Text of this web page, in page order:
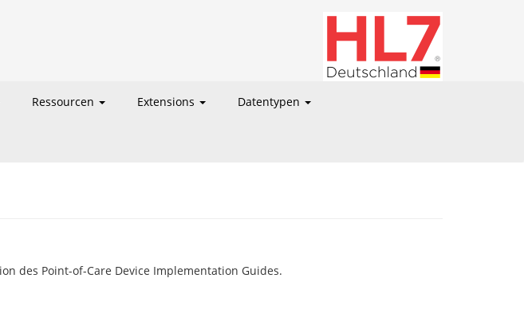
Ressourcen Extensions Datentypen
des Point-of-Care Device Implementation Guides.